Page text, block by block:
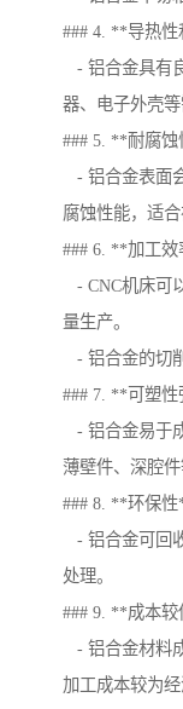
### 4. **导热
- 铝合金具有
器、电子外壳等
### 5. **耐腐
- 铝合金表面
腐蚀性能，适合
### 6. **加工
- CNC机床可
量生产。
- 铝合金的切
### 7. **可塑
- 铝合金易于
薄壁件、深腔件
### 8. **环保
- 铝合金可回
处理。
### 9. **成本
- 铝合金材料
加工成本较为经